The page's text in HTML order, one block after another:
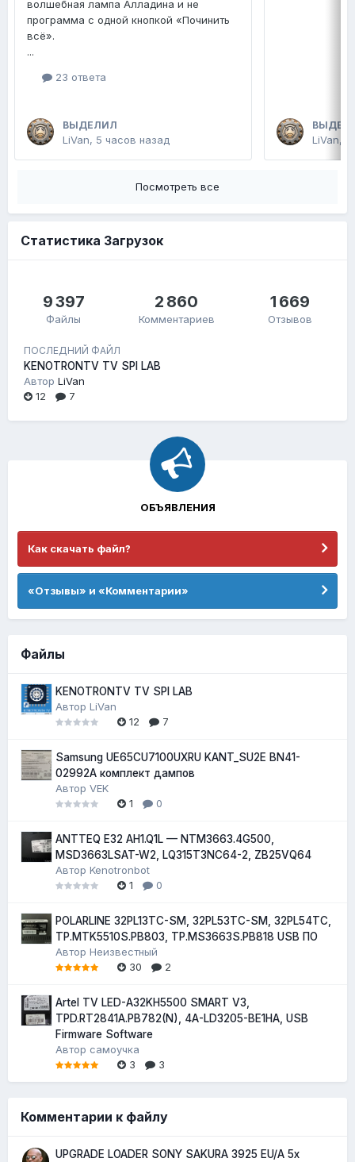
волшебная лампа Алладина и не
программа с одной кнопкой «Починить
всё».
...
23 ответа
ВЫДЕЛИЛ
LiVan, 5 часов назад LiVan,
Посмотреть все
Статистика Загрузок
9 397
Файлы
2 860
Комментариев
1 669
Отзывов
ПОСЛЕДНИЙ ФАЙЛ
KENOTRONTV TV SPI LAB
Автор LiVan
12
7
ОБЪЯВЛЕНИЯ
Как скачать файл?
«Отзывы» и «Комментарии»
Файлы
KENOTRONTV TV SPI LAB
Автор LiVan
12
7
Samsung UE65CU7100UXRU KANT_SU2E BN41-
02992A комплект дампов
Автор VEK
1
0
ANTTEQ E32 AH1.Q1L — NTM3663.4G500,
MSD3663LSAT-W2, LQ315T3NC64-2, ZB25VQ64
Автор Kenotronbot
1
0
POLARLINE 32PL13TC-SM, 32PL53TC-SM, 32PL54TC,
TP.MTK5510S.PB803, TP.MS3663S.PB818 USB ПО
Автор Неизвестный
30
2
Artel TV LED-A32KH5500 SMART V3,
TPD.RT2841A.PB782(N), 4A-LD3205-BE1HA, USB
Firmware Software
Автор самоучка
3
3
Комментарии к файлу
UPGRADE LOADER SONY SAKURA 3925 EU/A 5x